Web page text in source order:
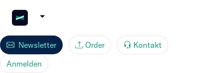
Newsletter Order
Kontakt
Anmelden